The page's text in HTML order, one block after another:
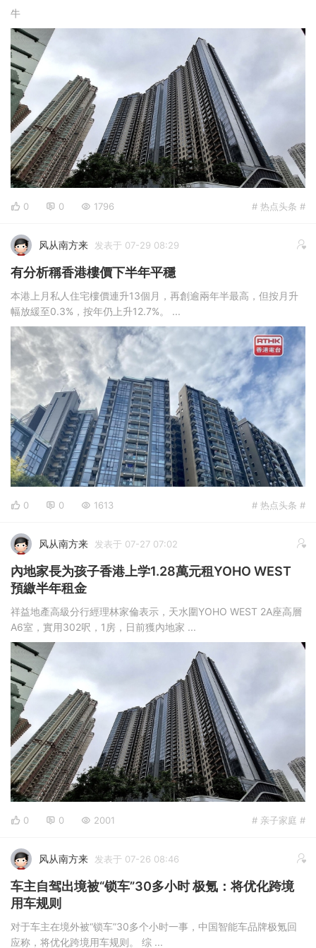
牛
0 0 1796 # 热点头条 #
风从南方来 发表于 07-29 08:29
有分析稱香港樓價下半年平穩
本港上月私人住宅樓價連升13個月，再創逾兩年半最高，但按月升
幅放緩至0.3%，按年仍上升12.7%。 ...
0 0 1613 # 热点头条 #
风从南方来 发表于 07-27 07:02
內地家長为孩子香港上学1.28萬元租YOHO WEST
預繳半年租金
祥益地產高級分行經理林家倫表示，天水圍YOHO WEST 2A座高層
A6室，實用302呎，1房，日前獲內地家 ...
0 0 2001 # 亲子家庭 #
风从南方来 发表于 07-26 08:46
车主自驾出境被“锁车”30多小时 极氪：将优化跨境
用车规则
对于车主在境外被“锁车”30多个小时一事，中国智能车品牌极氪回
应称，将优化跨境用车规则。 综 ...